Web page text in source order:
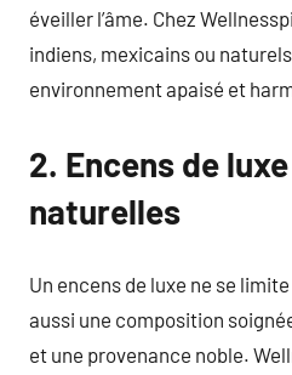
éveiller l’âme. Chez
indiens, mexicains ou
environnement apaisé et
2. Encens de
naturelles
Un encens de luxe ne se
aussi une composition
et une provenance noble.